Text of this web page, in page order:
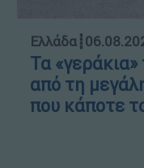
Ελλάδα┋
Τα
από τη
που κάποτε